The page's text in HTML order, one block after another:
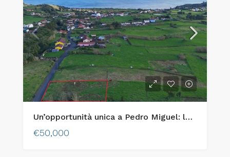
Un’opportunità unica a Pedro Miguel: lotto urbano con vista mozzafiato sull’isola di Pico!
€50,000